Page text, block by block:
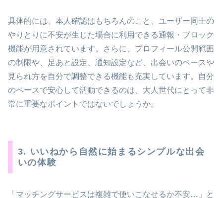
具体的には、本人確認はもちろんのこと、ユーザー同士の
やりとりに不安が生じた場合に利用できる通報・ブロック
機能が用意されています。さらに、プロフィール公開範囲
の制限や、足あと設定、通知設定など、出会いのペースや
見られ方を自分で調整できる機能も充実しています。自分
のペースで安心して活動できるのは、大人世代にとって非
常に重要なポイントではないでしょうか。
3. いいねから自然に始まるシンプルな出会
いの体験
「マッチングサービスは複雑で使いこなせるか不安…」と